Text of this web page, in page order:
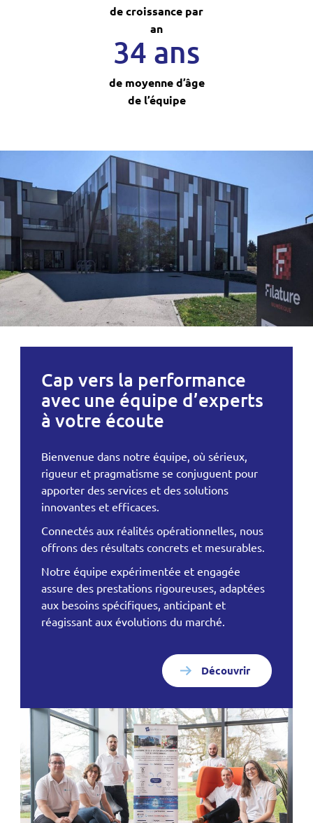
de croissance par
an
34 ans
de moyenne d’âge
de l’équipe
Cap vers la performance
avec une équipe d’experts
à votre écoute
Bienvenue dans notre équipe, où sérieux,
rigueur et pragmatisme se conjuguent pour
apporter des services et des solutions
innovantes et efficaces.
Connectés aux réalités opérationnelles, nous
offrons des résultats concrets et mesurables.
Notre équipe expérimentée et engagée
assure des prestations rigoureuses, adaptées
aux besoins spécifiques, anticipant et
réagissant aux évolutions du marché.
Découvrir